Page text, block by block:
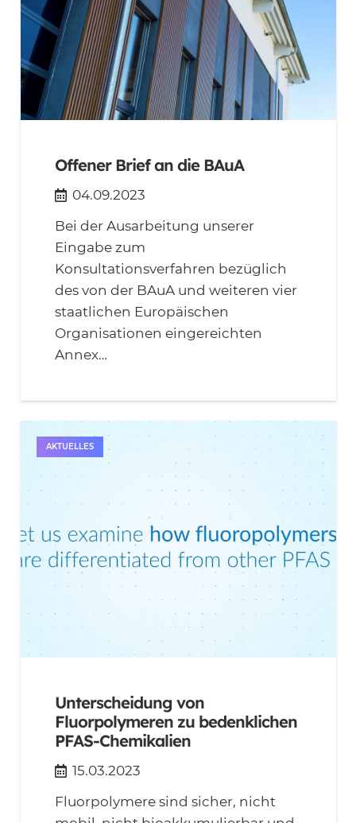
Offener Brief an die BAuA
04.09.2023
Bei der Ausarbeitung unserer
Eingabe zum
Konsultationsverfahren bezüglich
des von der BAuA und weiteren vier
staatlichen Europäischen
Organisationen eingereichten
Annex…
AKTUELLES
Unterscheidung von
Fluorpolymeren zu bedenklichen
PFAS-Chemikalien
15.03.2023
Fluorpolymere sind sicher, nicht